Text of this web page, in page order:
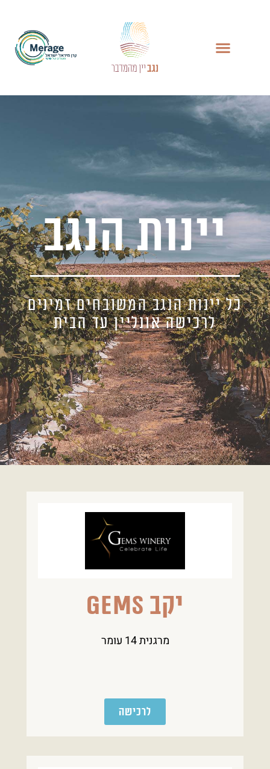
יינות הנגב
כל יינות הנגב המשובחים זמינים
לרכישה אונליין עד הבית
יקב Gems
מרגנית 14 עומר
לרכישה